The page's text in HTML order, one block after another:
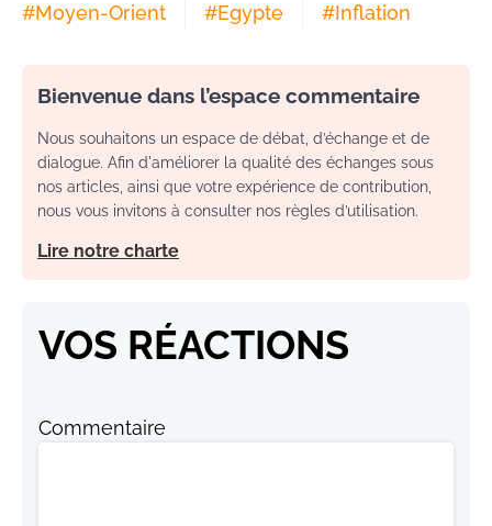
#Moyen-Orient #Egypte #Inflation
Bienvenue dans l’espace commentaire
Nous souhaitons un espace de débat, d’échange et de
dialogue. Afin d'améliorer la qualité des échanges sous
nos articles, ainsi que votre expérience de contribution,
nous vous invitons à consulter nos règles d’utilisation.
Lire notre charte
VOS RÉACTIONS
Commentaire